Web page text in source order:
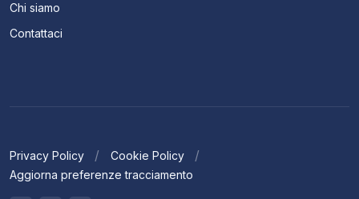
Chi siamo
Contattaci
Privacy Policy
Cookie Policy
Aggiorna preferenze tracciamento